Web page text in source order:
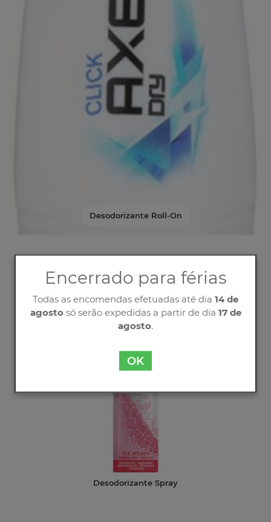
Desodorizante Roll-On
Desodorizante Spray
Encerrado para férias
Todas as encomendas efetuadas até dia 14 de
agostosó serão expedidas a partir de dia 17 de
agosto.
OK